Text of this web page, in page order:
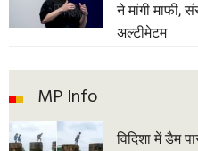
ने मांगी माफी,
अल्टीमेटम
MP Info
विदिशा में डैम